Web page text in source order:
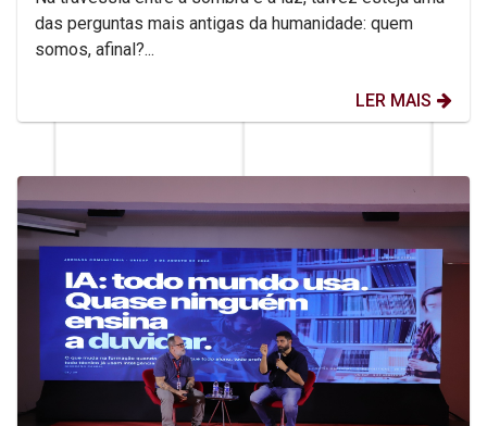
das perguntas mais antigas da humanidade: quem
somos, afinal?...
LER MAIS